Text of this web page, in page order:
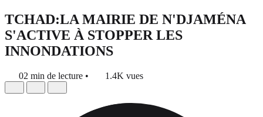
TCHAD:LA MAIRIE DE N'DJAMÉNA
S'ACTIVE À STOPPER LES
INNONDATIONS
02 min de lecture • 1.4K vues